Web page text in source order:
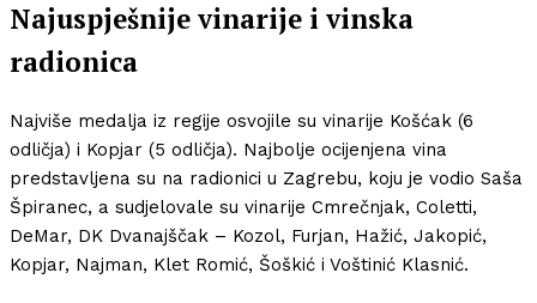
Najuspješnije vinarije i vinska
radionica
Najviše medalja iz regije osvojile su vinarije Košćak (6
odličja) i Kopjar (5 odličja). Najbolje ocijenjena vina
predstavljena su na radionici u Zagrebu, koju je vodio Saša
Špiranec, a sudjelovale su vinarije Cmrečnjak, Coletti,
DeMar, DK Dvanajščak – Kozol, Furjan, Hažić, Jakopić,
Kopjar, Najman, Klet Romić, Šoškić i Voštinić Klasnić.